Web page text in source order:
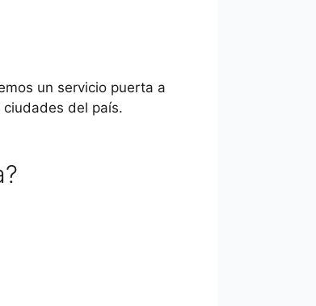
un servicio puerta a
del país.